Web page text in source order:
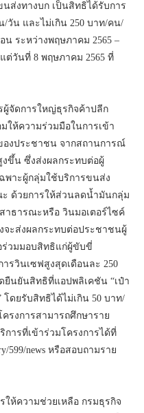
ส่งทางบก เป็นสิทธิได้รับการ
วัน และไม่เกิน 250 บาท/คน/
น ระหว่างพฤษภาคม 2565 –
ต่วันที่ 8 พฤษภาคม 2565 ที่
ผู้จัดการใหญ่ธุรกิจค้าปลีก
ให้ความร่วมมือในการเข้า
องประชาชน จากสถานการณ์
ขึ้น ซึ่งส่งผลกระทบต่อผู้
พาะผู้กลุ่มใช้บริการขนส่ง
ด้วยการให้ส่วนลดน้ำมันกลุ่ม
ธารณะหรือ วินมอเตอร์ไซค์
จะส่งผลกระทบต่อประชาชนผู้
ร่วมมอบสิทธิแก่ผู้ขับขี่
รวินเซฟสูงสุดเดือนละ 250
นยันสิทธิที่แอปพลิเคชัน “เป๋า
โดยรับสิทธิได้ไม่เกิน 50 บาท/
รงการสามารถศึกษาราย
ารที่เข้าร่วมโครงการได้ที่
599/news หรือสอบถามราย
ห้ความช่วยเหลือ กรมธุรกิจ